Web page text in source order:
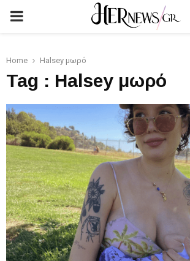
PRIMARY
Home Halsey μωρό
Tag : Halsey μωρό